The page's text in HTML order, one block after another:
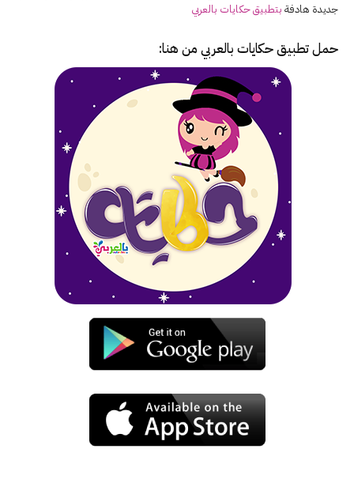
جديدة هادفة بتطبيق حكايات بالعربي
حمل تطبيقحكايات بالعربي من هنا: